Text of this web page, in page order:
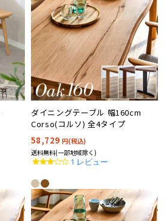
ダイニングテーブル 幅160cm
Corso(コルソ) 全4タイプ
58,729 円(税込)
送料無料(一部地域除く)
3.0
1 レビュー